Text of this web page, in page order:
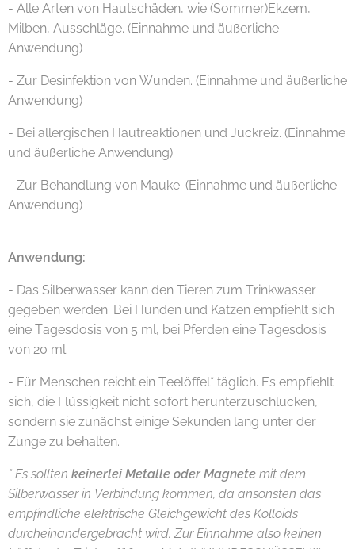
- Alle Arten von Hautschäden, wie (Sommer)Ekzem,
Milben, Ausschläge. (Einnahme und äußerliche
Anwendung)
- Zur Desinfektion von Wunden. (Einnahme und äußerliche
Anwendung)
- Bei allergischen Hautreaktionen und Juckreiz. (Einnahme
und äußerliche Anwendung)
- Zur Behandlung von Mauke. (Einnahme und äußerliche
Anwendung)
Anwendung:
- Das Silberwasser kann den Tieren zum Trinkwasser
gegeben werden. Bei Hunden und Katzen empfiehlt sich
eine Tagesdosis von 5 ml, bei Pferden eine Tagesdosis
von 20 ml.
- Für Menschen reicht ein Teelöffel* täglich. Es empfiehlt
sich, die Flüssigkeit nicht sofort herunterzuschlucken,
sondern sie zunächst einige Sekunden lang unter der
Zunge zu behalten.
* Es sollten keinerlei Metalle oder Magnete mit dem
Silberwasser in Verbindung kommen, da ansonsten das
empfindliche elektrische Gleichgewicht des Kolloids
durcheinandergebracht wird.Zur Einnahme also keinen